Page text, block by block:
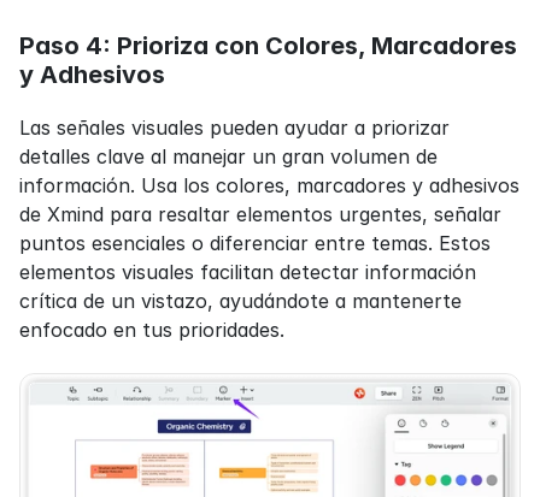
Paso 4: Prioriza con Colores, Marcadores
y Adhesivos
Las señales visuales pueden ayudar a priorizar
detalles clave al manejar un gran volumen de
información. Usa los colores, marcadores y adhesivos
de Xmind para resaltar elementos urgentes, señalar
puntos esenciales o diferenciar entre temas. Estos
elementos visuales facilitan detectar información
crítica de un vistazo, ayudándote a mantenerte
enfocado en tus prioridades.